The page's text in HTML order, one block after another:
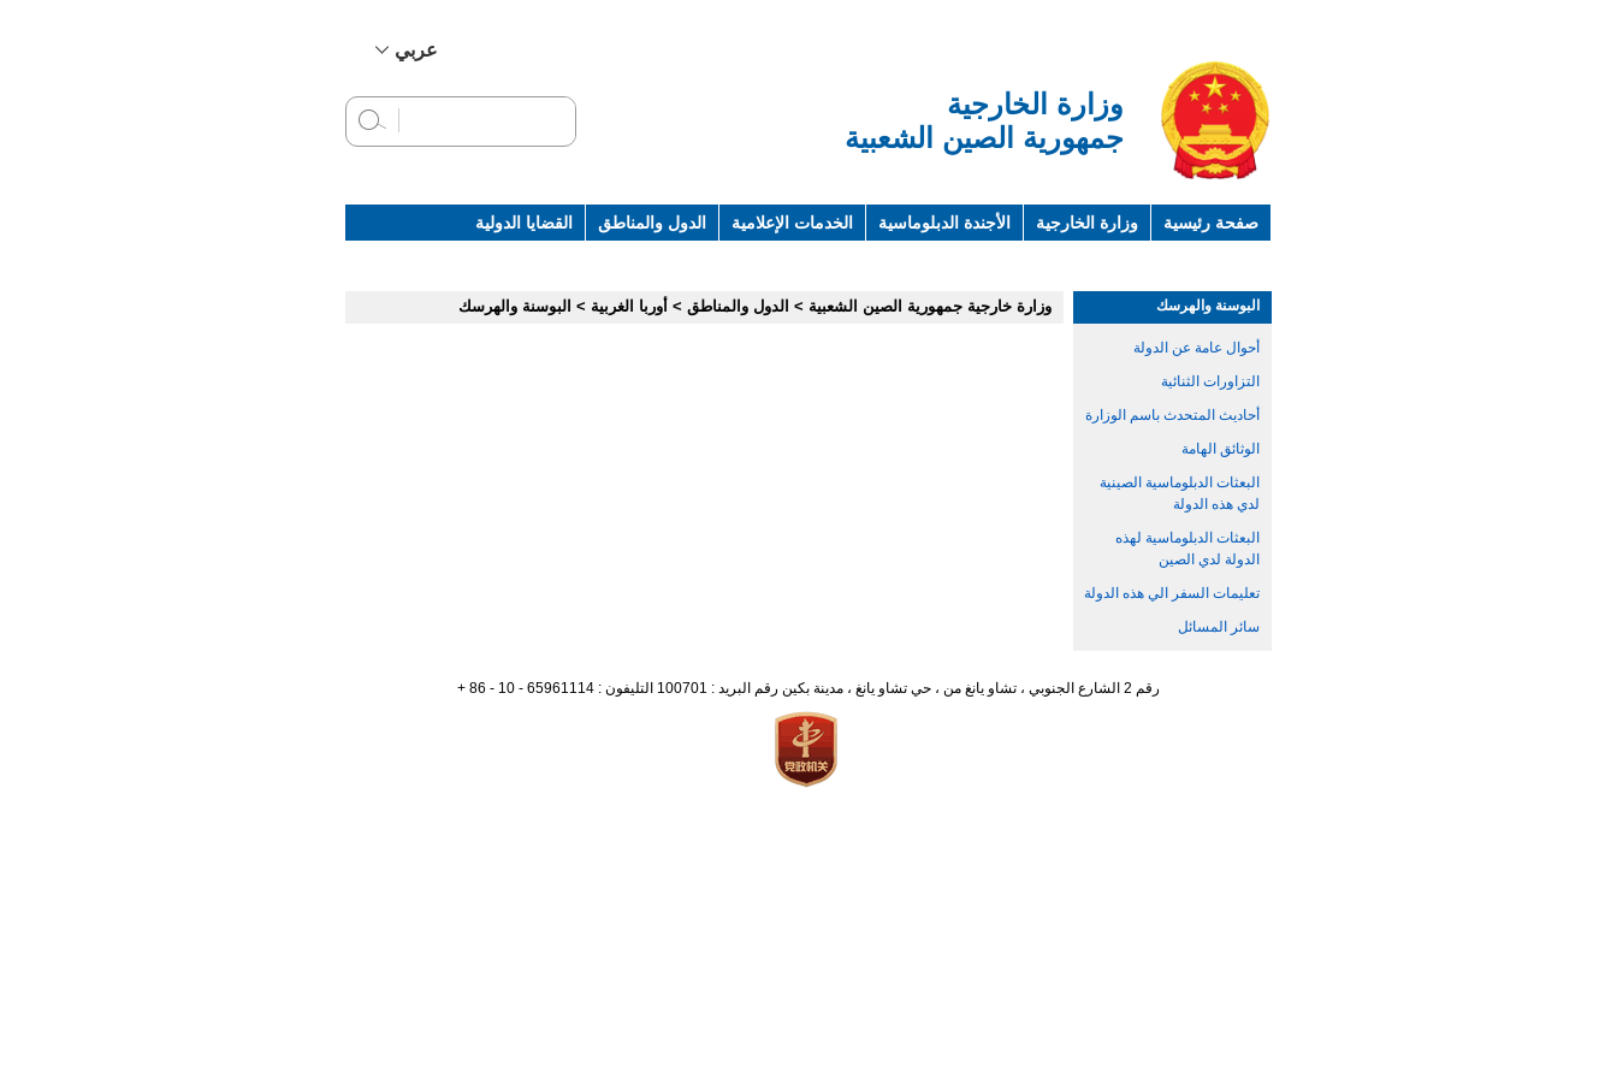
عربي
English
وزارة الخارجية
جمهورية الصين الشعبية
صفحة رئيسية وزارة الخارجية الأجندة الدبلوماسية الخدمات الإعلامية الدول والمناطق
القضايا الدولية
البوسنة والهرسك
أحوال عامة عن الدولة
التزاورات الثنائية
أحاديث المتحدث باسم الوزارة
الوثائق الهامة
البعثات الدبلوماسية الصينية
لدي هذه الدولة
البعثات الدبلوماسية لهذه
الدولة لدي الصين
تعليمات السفر الي هذه الدولة
سائر المسائل
وزارة خارجية جمهورية الصين الشعبية > الدول والمناطق > أوربا الغربية > البوسنة والهرسك
رقم 2 الشارع الجنوبي ، تشاو يانغ من ، حي تشاو يانغ ، مدينة بكين رقم البريد : 100701 التليفون : 65961114 - 10 - 86 +